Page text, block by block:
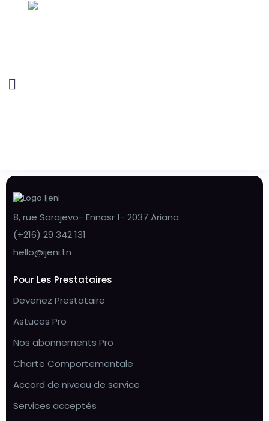
8, rue Sarajevo- Ennasr 1- 2037 Ariana
(+216) 29 342 131
hello@ijeni.tn
Pour Les Prestataires
Devenez Prestataire
Astuces Pro
Nos abonnements Pro
Charte Comportementale
Accord de niveau de service
Services acceptés